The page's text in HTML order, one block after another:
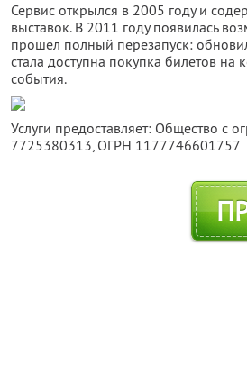
Сервис открылся в 2005 году и
выставок. В 2011 году появилась
прошел полный перезапуск:
стала доступна покупка билетов
события.
Услуги предоставляет: Общество с
7725380313, ОГРН 1177746601757